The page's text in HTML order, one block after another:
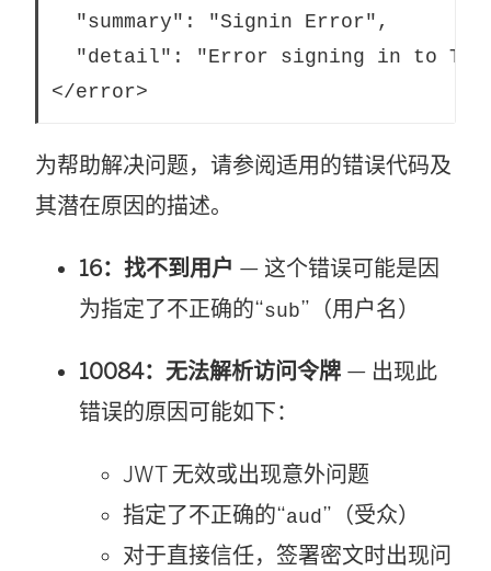
  "summary": "Signin Error",
"detail": "Error signing in to
</error>
为帮助解决问题，请参阅适用的错误代码及
其潜在原因的描述。
16：找不到用户 — 这个错误可能是因
为指定了不正确的“sub”（用户名）
10084：无法解析访问令牌 — 出现此
错误的原因可能如下：
JWT 无效或出现意外问题
指定了不正确的“aud”（受众）
对于直接信任，签署密文时出现问